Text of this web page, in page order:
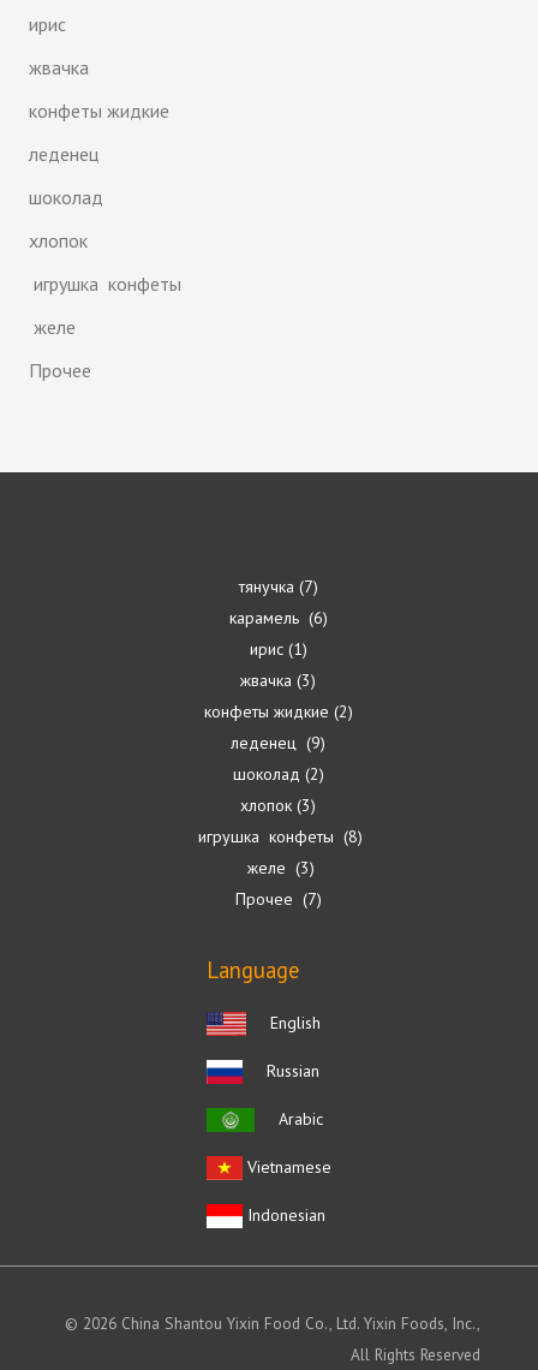
ирис
жвачка
конфеты жидкие
леденец
шоколад
хлопок
игрушка конфеты
желе
Прочее
тянучка 7
карамель
6
ирис 1
жвачка 3
конфеты жидкие 2
леденец
9
шоколад 2
хлопок 3
игрушка конфеты
8
желе
3
Прочее
7
Language
English
Russian
Arabic
Vietnamese
Indonesian
© 2026 China Shantou Yixin Food Co., Ltd. Yixin Foods, Inc.,
All Rights Reserved